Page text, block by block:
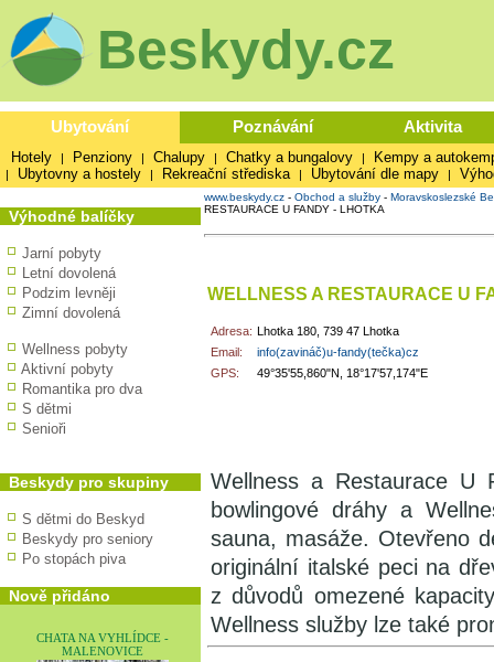
Beskydy.cz
Ubytování Poznávání Aktivita
Hotely | Penziony | Chalupy | Chatky a bungalovy | Kempy a
| Ubytovny a hostely | Rekreační střediska | Ubytování dle mapy |
Výhodné balíčky
Jarní pobyty
Letní dovolená
Podzim levněji
Zimní dovolená
Wellness pobyty
Aktivní pobyty
Romantika pro dva
S dětmi
Senioři
Beskydy pro skupiny
S dětmi do Beskyd
Beskydy pro seniory
Po stopách piva
Nově přidáno
CHATA NA VYHLÍDCE -
MALENOVICE
www.beskydy.cz - Obchod a služby - Moravskoslezské
RESTAURACE U FANDY - LHOTKA
WELLNESS A RESTAURACE U
Adresa: Lhotka 180, 739 47 Lhotka
Email:
info(zavináč)u-fandy(tečka)cz
GPS:
49°35'55,860"N, 18°17'57,174"E
Wellness a Restaurace
bowlingové dráhy a
sauna, masáže. Otevřeno
originální italské peci na
z důvodů omezené
Wellness služby lze také